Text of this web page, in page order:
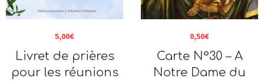
Livret de prières
pour les réunions
5,00€
Carte N°30 – A
Notre Dame du
0,50€